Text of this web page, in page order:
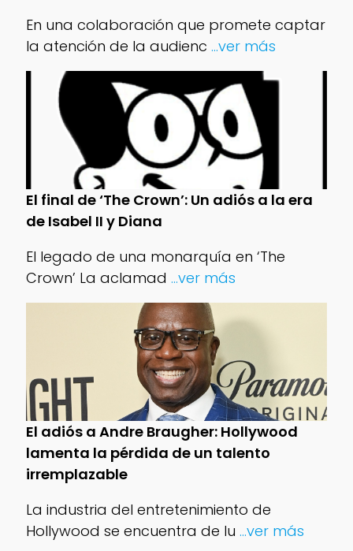
En una colaboración que promete captar
la atención de la audienc ...ver más
El final de ‘The Crown’: Un adiós a la era
de Isabel II y Diana
El legado de una monarquía en ‘The
Crown’ La aclamad ...ver más
El adiós a Andre Braugher: Hollywood
lamenta la pérdida de un talento
irremplazable
La industria del entretenimiento de
Hollywood se encuentra de lu ...ver más